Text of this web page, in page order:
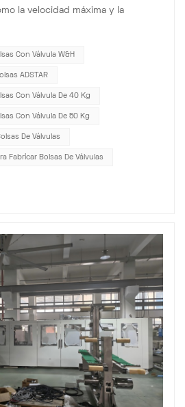
la velocidad máxima y la
que no se refleja en las
¿...
Con Válvula W&H
ADSTAR
Con Válvula De 40 Kg
Con Válvula De 50 Kg
De Válvulas
Fabricar Bolsas De Válvulas